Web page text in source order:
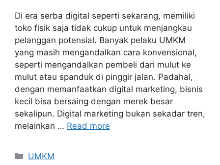
Di era serba digital seperti sekarang, memiliki
toko fisik saja tidak cukup untuk menjangkau
pelanggan potensial. Banyak pelaku UMKM
yang masih mengandalkan cara konvensional,
seperti mengandalkan pembeli dari mulut ke
mulut atau spanduk di pinggir jalan. Padahal,
dengan memanfaatkan digital marketing, bisnis
kecil bisa bersaing dengan merek besar
sekalipun. Digital marketing bukan sekadar tren,
melainkan … Read more
UMKM